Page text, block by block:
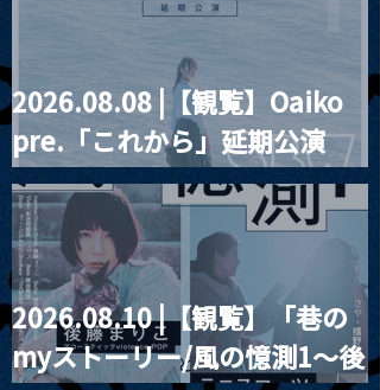
2026.08.08 |【観覧】Oaiko
pre.「これから」延期公演
Blurred City Lights × 17歳
とベルリンの壁
2026.08.10 |【観覧】「巷の
myストーリー/風の憶測1～後